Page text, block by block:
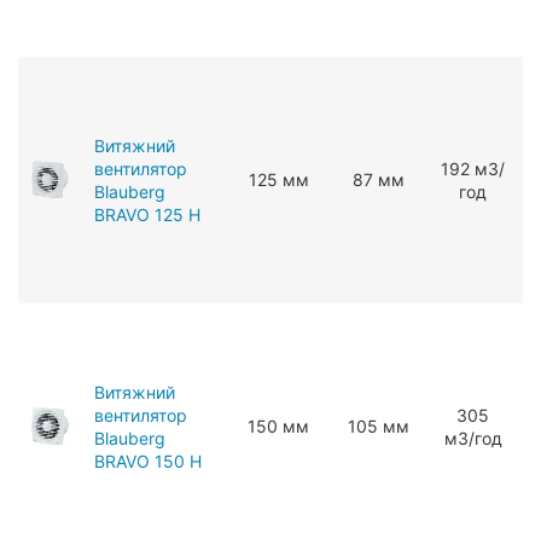
Витяжний
вентилятор
Blauberg
BRAVO 125 H
125 мм 87 мм
192 мЗ/
год
Витяжний
вентилятор
Blauberg
BRAVO 150 H
150 мм 105 мм
305
мЗ/год